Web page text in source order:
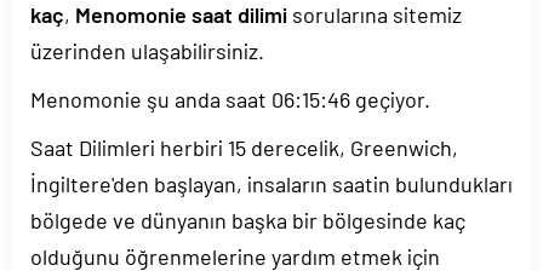
kaç, Menomonie saat dilimi sorularına sitemiz
üzerinden ulaşabilirsiniz.
Menomonie şu anda saat 06:15:46 geçiyor.
Saat Dilimleri herbiri 15 derecelik, Greenwich,
İngiltere'den başlayan, insaların saatin bulundukları
bölgede ve dünyanın başka bir bölgesinde kaç
olduğunu öğrenmelerine yardım etmek için